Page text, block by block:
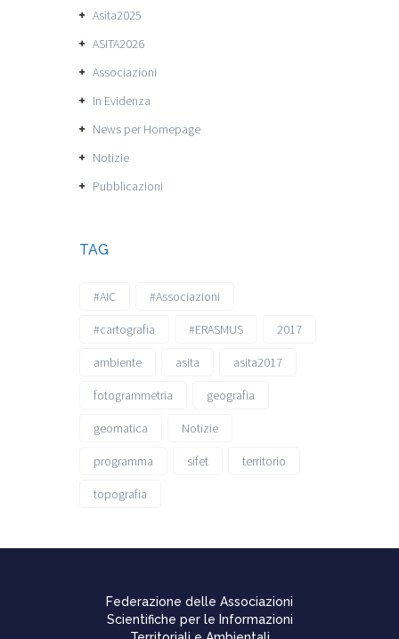
Asita2025
ASITA2026
Associazioni
In Evidenza
News per Homepage
Notizie
Pubblicazioni
TAG
#AIC #Associazioni
#cartografia #ERASMUS 2017
ambiente asita asita2017
fotogrammetria geografia
geomatica Notizie
programma sifet territorio
topografia
Federazione delle Associazioni
Scientifiche per le Informazioni